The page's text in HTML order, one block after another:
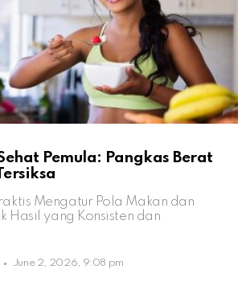
Pemula: Pangkas Berat
Mengatur Pola Makan dan
Hasil yang Konsisten dan
June 2, 2026, 9:08 pm